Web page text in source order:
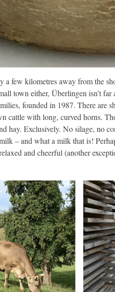
few kilometres away from the
town either, Überlingen isn’t
founded in 1987. There are
cattle with long, curved horns.
hay. Exclusively. No silage, no
– and what a milk that is!
and cheerful (another